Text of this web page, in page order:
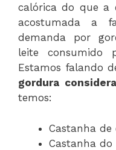
calórica do que a
acostumada a
demanda por
leite consumido
Estamos falando
gordura
temos:
Castanha de
Castanha do